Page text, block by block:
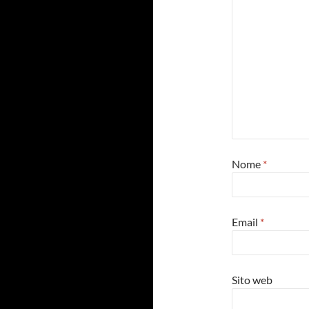
Nome *
Email *
Sito web